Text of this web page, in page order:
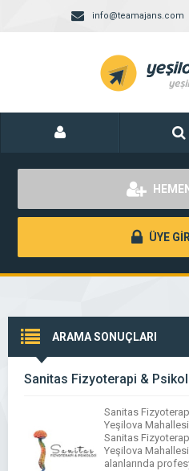
info@teamajans.com
ÜYE
ARAMA SONUÇLARI
Sanitas Fizyoterapi &
Sanitas
Yeşilova
Sanitas
Yeşilova
alanlarında